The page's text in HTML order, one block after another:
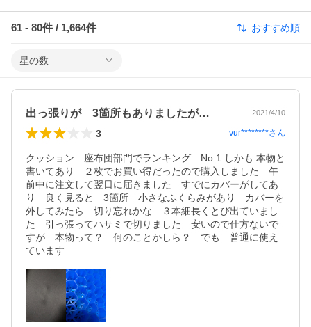
61 - 80件 / 1,664件 おすすめ順
星の数
出っ張りが 3箇所もありましたが… 2021/4/10
3 vur********さん
クッション　座布団部門でランキング　No.1 しかも 本物と
書いてあり　２枚でお買い得だったので購入しました　午
前中に注文して翌日に届きました　すでにカバーがしてあ
り　良く見ると　3箇所　小さなふくらみがあり　カバーを
外してみたら　切り忘れかな　３本細長くとび出ていまし
た　引っ張ってハサミで切りました　安いので仕方ないで
すが　本物って？　何のことかしら？　でも　普通に使え
ています